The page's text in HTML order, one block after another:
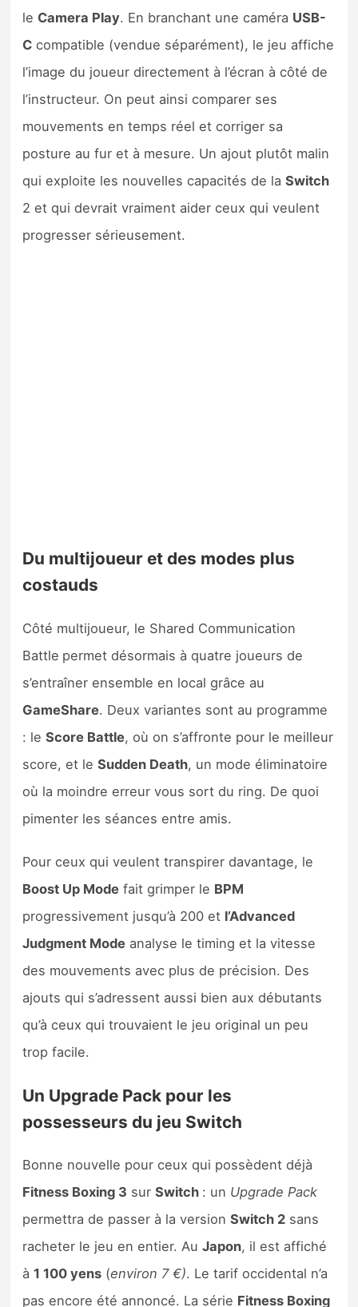
le Camera Play. En branchant une caméra USB-
C compatible (vendue séparément), le jeu affiche
l’image du joueur directement à l’écran à côté de
l’instructeur. On peut ainsi comparer ses
mouvements en temps réel et corriger sa
posture au fur et à mesure. Un ajout plutôt malin
qui exploite les nouvelles capacités de laSwitch
2 et qui devrait vraiment aider ceux qui veulent
progresser sérieusement.
Du multijoueur et des modes plus
costauds
Côté multijoueur, le Shared Communication
Battle permet désormais à quatre joueurs de
s’entraîner ensemble en local grâce au
GameShare. Deux variantes sont au programme
: leScore Battle, où on s’affronte pour le meilleur
score, et leSudden Death, un mode éliminatoire
où la moindre erreur vous sort du ring. De quoi
pimenter les séances entre amis.
Pour ceux qui veulent transpirer davantage, le
Boost Up Mode fait grimper le BPM
progressivement jusqu’à 200 et l’Advanced
Judgment Mode analyse le timing et la vitesse
des mouvements avec plus de précision. Des
ajouts qui s’adressent aussi bien aux débutants
qu’à ceux qui trouvaient le jeu original un peu
trop facile.
Un Upgrade Pack pour les
possesseurs du jeu Switch
Bonne nouvelle pour ceux qui possèdent déjà
Fitness Boxing 3 surSwitch : un Upgrade Pack
permettra de passer à la versionSwitch 2 sans
racheter le jeu en entier. AuJapon, il est affiché
à1 100 yens (environ 7 €). Le tarif occidental n’a
pas encore été annoncé. La série Fitness Boxing